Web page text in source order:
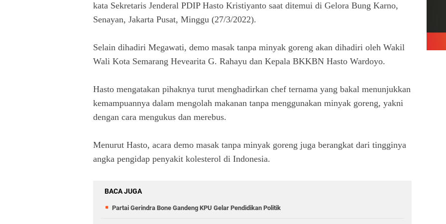
kata Sekretaris Jenderal PDIP Hasto Kristiyanto saat ditemui di Gelora Bung Karno,
Senayan, Jakarta Pusat, Minggu (27/3/2022).
Selain dihadiri Megawati, demo masak tanpa minyak goreng akan dihadiri oleh Wakil
Wali Kota Semarang Hevearita G. Rahayu dan Kepala BKKBN Hasto Wardoyo.
Hasto mengatakan pihaknya turut menghadirkan chef ternama yang bakal menunjukkan
kemampuannya dalam mengolah makanan tanpa menggunakan minyak goreng, yakni
dengan cara mengukus dan merebus.
Menurut Hasto, acara demo masak tanpa minyak goreng juga berangkat dari tingginya
angka pengidap penyakit kolesterol di Indonesia.
BACA JUGA
Partai Gerindra Bone Gandeng KPU Gelar Pendidikan Politik